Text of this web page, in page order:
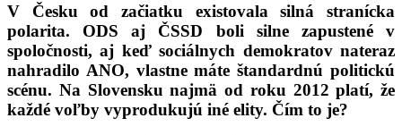
V Česku od začiatku existovala silná stranícka
polarita. ODS aj ČSSD boli silne zapustené v
spoločnosti, aj keď sociálnych demokratov nateraz
nahradilo ANO, vlastne máte štandardnú politickú
scénu. Na Slovensku najmä od roku 2012 platí, že
každé voľby vyprodukujú iné elity. Čím to je?